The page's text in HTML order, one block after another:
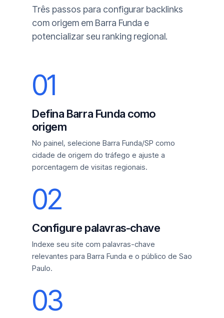
Três passos para configurar backlinks
com origem em Barra Funda e
potencializar seu ranking regional.
01
Defina Barra Funda como
origem
No painel, selecione Barra Funda/SP como
cidade de origem do tráfego e ajuste a
porcentagem de visitas regionais.
02
Configure palavras-chave
Indexe seu site com palavras-chave
relevantes para Barra Funda e o público de Sao
Paulo.
03